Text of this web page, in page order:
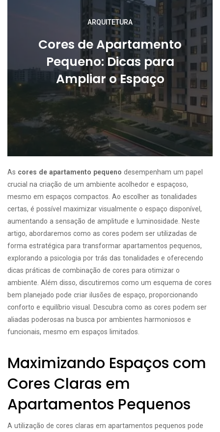
ARQUITETURA
Cores de Apartamento
Pequeno: Dicas para
Ampliar o Espaço
As cores de apartamento pequeno desempenham um papel
crucial na criação de um ambiente acolhedor e espaçoso,
mesmo em espaços compactos. Ao escolher as tonalidades
certas, é possível maximizar visualmente o espaço disponível,
aumentando a sensação de amplitude e luminosidade. Neste
artigo, abordaremos como as cores podem ser utilizadas de
forma estratégica para transformar apartamentos pequenos,
explorando a psicologia por trás das tonalidades e oferecendo
dicas práticas de combinação de cores para otimizar o
ambiente. Além disso, discutiremos como um esquema de cores
bem planejado pode criar ilusões de espaço, proporcionando
conforto e equilíbrio visual. Descubra como as cores podem ser
aliadas poderosas na busca por ambientes harmoniosos e
funcionais, mesmo em espaços limitados.
Maximizando Espaços com
Cores Claras em
Apartamentos Pequenos
A utilização de cores claras em apartamentos pequenos pode